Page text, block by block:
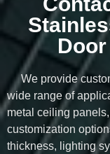
We provide
wide range of
metal ceiling
customization
thickness, lighting